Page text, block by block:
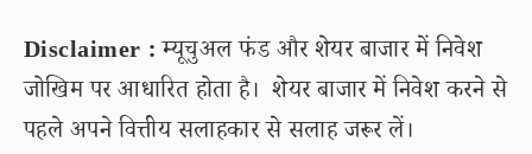
Disclaimer :म्यूचुअल फंड और शेयर बाजार में निवेश
जोखिम पर आधारित होता है। शेयर बाजार में निवेश करने से
पहले अपने वित्तीय सलाहकार से सलाह जरूर लें।